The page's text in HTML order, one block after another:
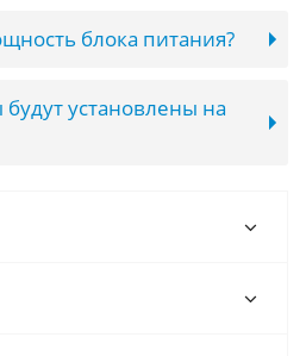
блока питания?
установлены на